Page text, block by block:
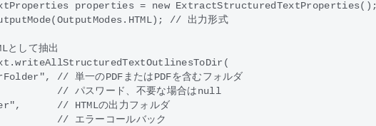
properties = new ExtractStructuredTextProperties();
// 出力形式
として抽出
// 単一のPDFまたはPDFを含むフォルダ
// パスワード、不要な場合はnull
// HTMLの出力フォルダ
// エラーコールバック